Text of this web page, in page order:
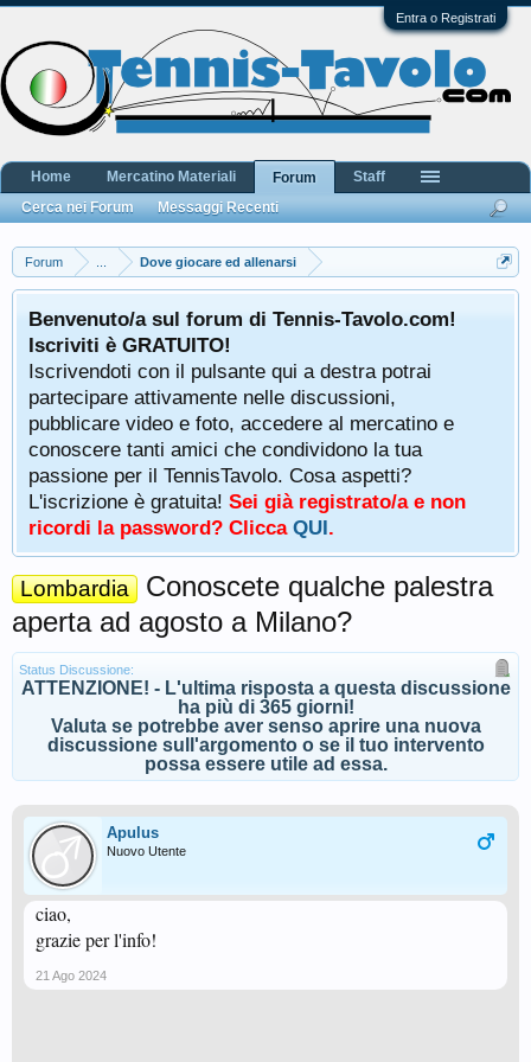
Entra o Registrati
Forum Dove giocare ed allenarsi
Benvenuto/a sul forum di Tennis-Tavolo.com!
Iscriviti è GRATUITO!
Iscrivendoti con il pulsante qui a destra potrai
partecipare attivamente nelle discussioni,
pubblicare video e foto, accedere al mercatino e
conoscere tanti amici che condividono la tua
passione per il TennisTavolo. Cosa aspetti?
L'iscrizione è gratuita! Sei già registrato/a e non
ricordi la password? Clicca QUI.
Lombardia
Conoscete qualche palestra
aperta ad agosto a Milano?
Status Discussione:
ATTENZIONE! - L'ultima risposta a questa discussione
ha più di 365 giorni!
Valuta se potrebbe aver senso aprire una nuova
discussione sull'argomento o se il tuo intervento
possa essere utile ad essa.
Apulus
Nuovo Utente
ciao,
grazie per l'info!
21 Ago 2024
Home Mercatino Materiali
Forum
Cerca nei Forum
Messaggi Recenti
Staff